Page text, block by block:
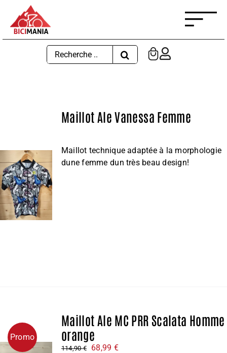
contenu
Rechercher:
Maillot Ale Vanessa Femme
Maillot technique adaptée à la morphologie
dune femme dun très beau design!
Promo
Maillot Ale MC PRR Scalata Homme
orange
114,90€
Le
68,99 €Le